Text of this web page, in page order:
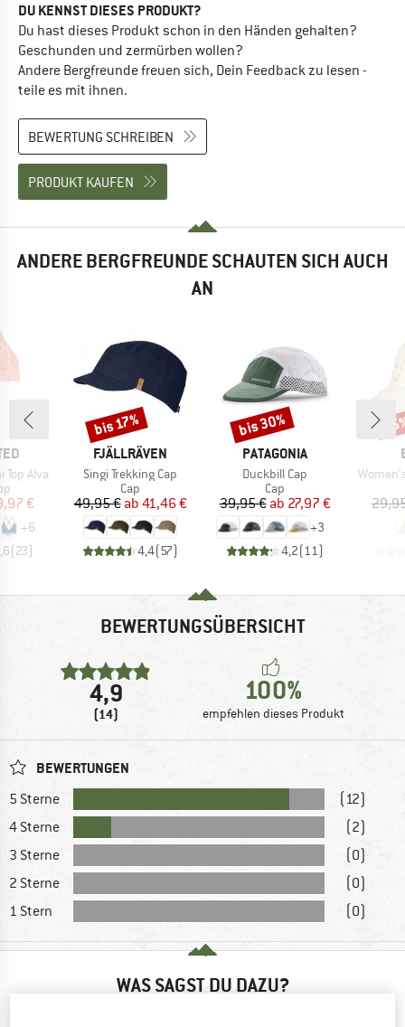
DU KENNST DIESES PRODUKT?
Du hast dieses Produkt schon in den Händen gehalten?
Geschunden und zermürben wollen?
Andere Bergfreunde freuen sich, Dein Feedback zu lesen -
teile es mit ihnen.
BEWERTUNG SCHREIBEN
PRODUKT KAUFEN
ANDERE BERGFREUNDE SCHAUTEN SICH AUCH
AN
Alva
Preis
€
+6
(23)
MARKE
FJÄLLRÄVEN
Artikel
Singi Trekking Cap
Produktgruppe
Cap
Preis
49,95 € reduzierter Preis
ab 41,46 €
4,4(57)
Rabatt
bis 17%
MARKE
PATAGONIA
Artikel
Duckbill Cap
Produktgruppe
Cap
Preis
39,95 € reduzierter Preis
ab 27,97 €
+3
4,2( 11)
Rabatt
bis 30%
Artikel
BEWERTUNGSÜBERSICHT
4,9
(14)
100%
empfehlen dieses Produkt
BEWERTUNGEN
5 Sterne
(12)
4 Sterne
(2)
3 Sterne
(0)
2 Sterne
(0)
1 Stern
(0)
WAS SAGST DU DAZU?